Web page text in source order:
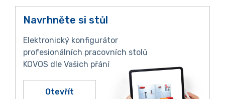
Navrhněte si stůl
Elektronický konfigurátor
profesionálních pracovních stolů
KOVOS dle Vašich přání
Otevřít